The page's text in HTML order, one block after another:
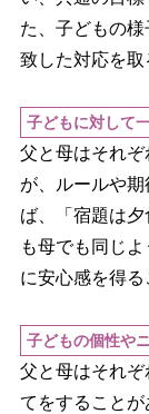
た、子どもの
致した対応を取
子どもに対して
父と母はそれ
が、ルールや
ば、「宿題は
も母でも同じ
に安心感を得る
子どもの個性や
父と母はそれ
てをすること